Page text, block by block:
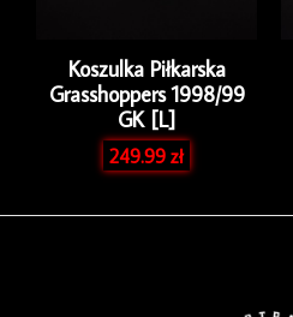
Koszulka Piłkarska
Grasshoppers 1998/99
GK [L]
249.99zł